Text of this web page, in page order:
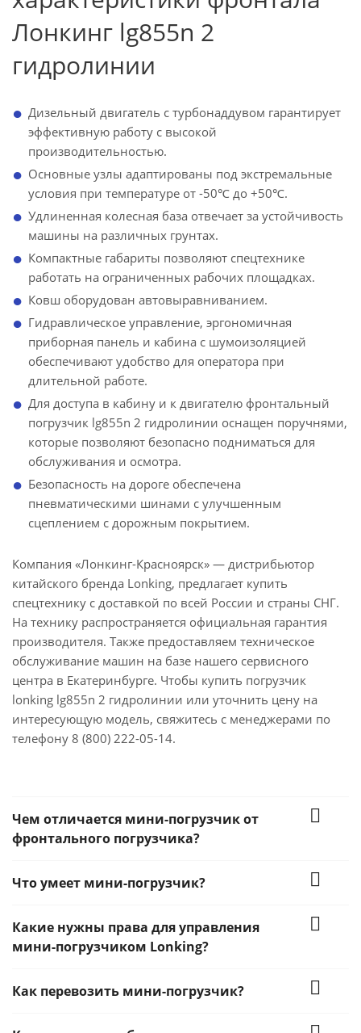
Лонкинг lg855n 2
гидролинии
Дизельный двигатель с турбонаддувом гарантирует
эффективную работу с высокой
производительностью.
Основные узлы адаптированы под экстремальные
условия при температуре от -50℃ до +50℃.
Удлиненная колесная база отвечает за устойчивость
машины на различных грунтах.
Компактные габариты позволяют спецтехнике
работать на ограниченных рабочих площадках.
Ковш оборудован автовыравниванием.
Гидравлическое управление, эргономичная
приборная панель и кабина с шумоизоляцией
обеспечивают удобство для оператора при
длительной работе.
Для доступа в кабину и к двигателю фронтальный
погрузчик lg855n 2 гидролинии оснащен поручнями,
которые позволяют безопасно подниматься для
обслуживания и осмотра.
Безопасность на дороге обеспечена
пневматическими шинами с улучшенным
сцеплением с дорожным покрытием.
Компания «Лонкинг-Красноярск» — дистрибьютор
китайского бренда Lonking, предлагает купить
спецтехнику с доставкой по всей России и страны СНГ.
На технику распространяется официальная гарантия
производителя. Также предоставляем техническое
обслуживание машин на базе нашего сервисного
центра в Екатеринбурге. Чтобы купить погрузчик
lonking lg855n 2 гидролинии или уточнить цену на
интересующую модель, свяжитесь с менеджерами по
телефону 8 (800) 222-05-14.
Чем отличается мини-погрузчик от
фронтального погрузчика?
Что умеет мини-погрузчик?
Какие нужны права для управления
мини-погрузчиком Lonking?
Как перевозить мини-погрузчик?